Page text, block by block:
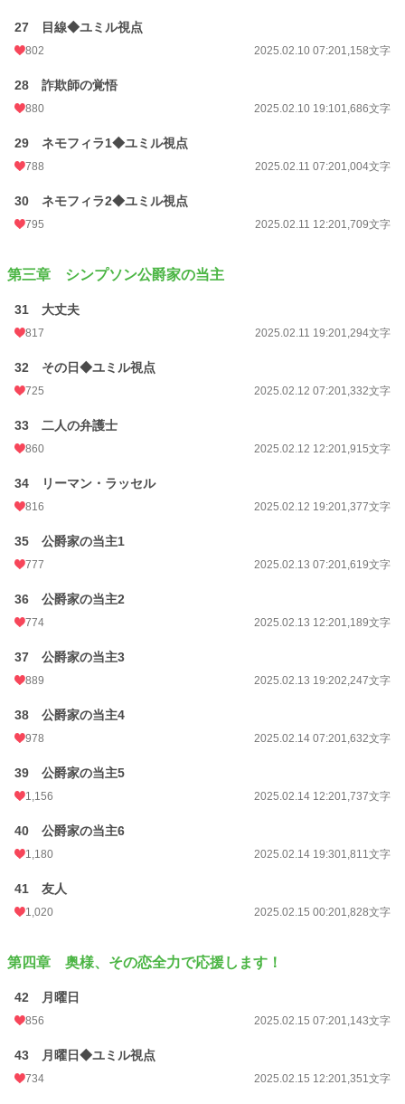
27 目線◆ユミル視点
802 2025.02.10 07:201,158文字
28 詐欺師の覚悟
880 2025.02.10 19:101,686文字
29 ネモフィラ1◆ユミル視点
788 2025.02.11 07:201,004文字
30 ネモフィラ2◆ユミル視点
795 2025.02.11 12:201,709文字
第三章 シンプソン公爵家の当主
31 大丈夫
817 2025.02.11 19:201,294文字
32 その日◆ユミル視点
725 2025.02.12 07:201,332文字
33 二人の弁護士
860 2025.02.12 12:201,915文字
34 リーマン・ラッセル
816 2025.02.12 19:201,377文字
35 公爵家の当主1
777 2025.02.13 07:201,619文字
36 公爵家の当主2
774 2025.02.13 12:201,189文字
37 公爵家の当主3
889 2025.02.13 19:202,247文字
38 公爵家の当主4
978 2025.02.14 07:201,632文字
39 公爵家の当主5
1,156 2025.02.14 12:201,737文字
40 公爵家の当主6
1,180 2025.02.14 19:301,811文字
41 友人
1,020 2025.02.15 00:201,828文字
第四章 奥様、その恋全力で応援します！
42 月曜日
856 2025.02.15 07:201,143文字
43 月曜日◆ユミル視点
734 2025.02.15 12:201,351文字